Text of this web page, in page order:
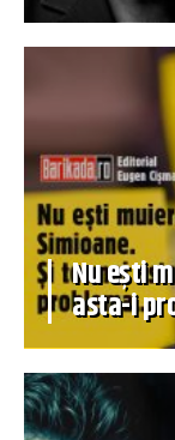
Nu ești
asta-i